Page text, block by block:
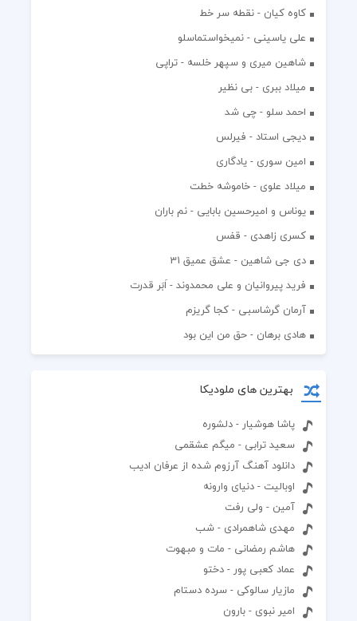
کاوه کیان - نقطه سر خط
علی یاسینی - نمیخواستماسلو
شاهین میری و سپهر خلسه - تراپی
میلاد ببری - بی نظیر
احمد سلو - چی شد
دیجی استاد - فیرلس
امین سوری - یادگاری
میلاد علوی - خاموشه خطت
یوناس و امیرحسین بابایی - نم باران
کسری زاهدی - قفس
دی جی شاهین - عشق عمیق 31
فرید پیروانیان و علی محمدوند - اَبَر قدرت
آرمان گرشاسبی - کجا گریزم
هادی برهان - حق من این بود
بهترین های ملودیکا
پاشا هوشیار - دلشوره
سعید ترابی - میگم عشقمی
دانلود آهنگ آرزوم شده از عرفان ادیب
اوبالیت - دنیای وارونه
آمین - ولی رفت
مهدی شاهمرادی - شب
هاشم رمضانی - مات و مبهوت
عماد کعبی پور - دختو
مازیار سالوکی - سرده دستام
امیر نبوی - بارون